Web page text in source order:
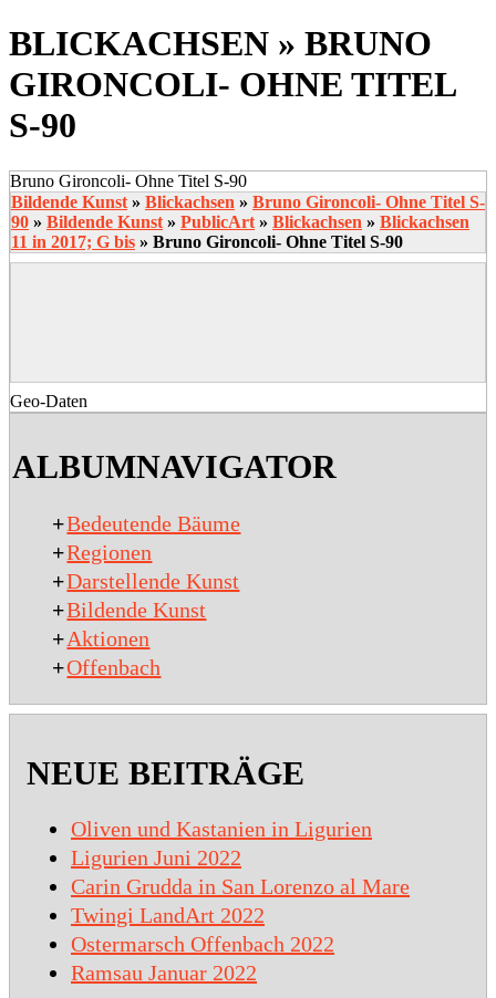
BLICKACHSEN » BRUNO
GIRONCOLI- OHNE TITEL
S-90
Bruno Gironcoli- Ohne Titel S-90
Bildende Kunst » Blickachsen » Bruno Gironcoli- Ohne Titel S-
90 » Bildende Kunst » PublicArt » Blickachsen » Blickachsen
11 in 2017; G bis » Bruno Gironcoli- Ohne Titel S-90
Geo-Daten
22
ALBUMNAVIGATOR
+Bedeutende Bäume
+Regionen
+Darstellende Kunst
+Bildende Kunst
+Aktionen
+Offenbach
NEUE BEITRÄGE
Oliven und Kastanien in Ligurien
Ligurien Juni 2022
Carin Grudda in San Lorenzo al Mare
Twingi LandArt 2022
Ostermarsch Offenbach 2022
Ramsau Januar 2022